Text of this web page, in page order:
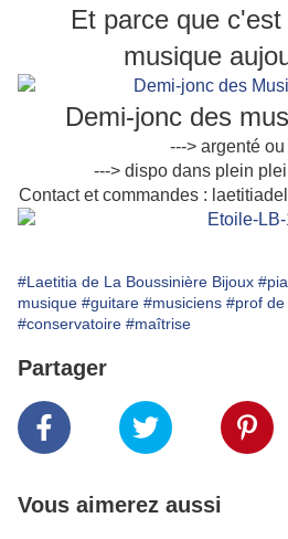
Et parce que
musique
Demi-jonc des
---> argenté
---> dispo dans plein
Contact et commandes :
#Laetitia de La Boussinière Bijoux
musique #guitare #musiciens #prof de
#conservatoire #maîtrise
Partager
Vous aimerez aussi